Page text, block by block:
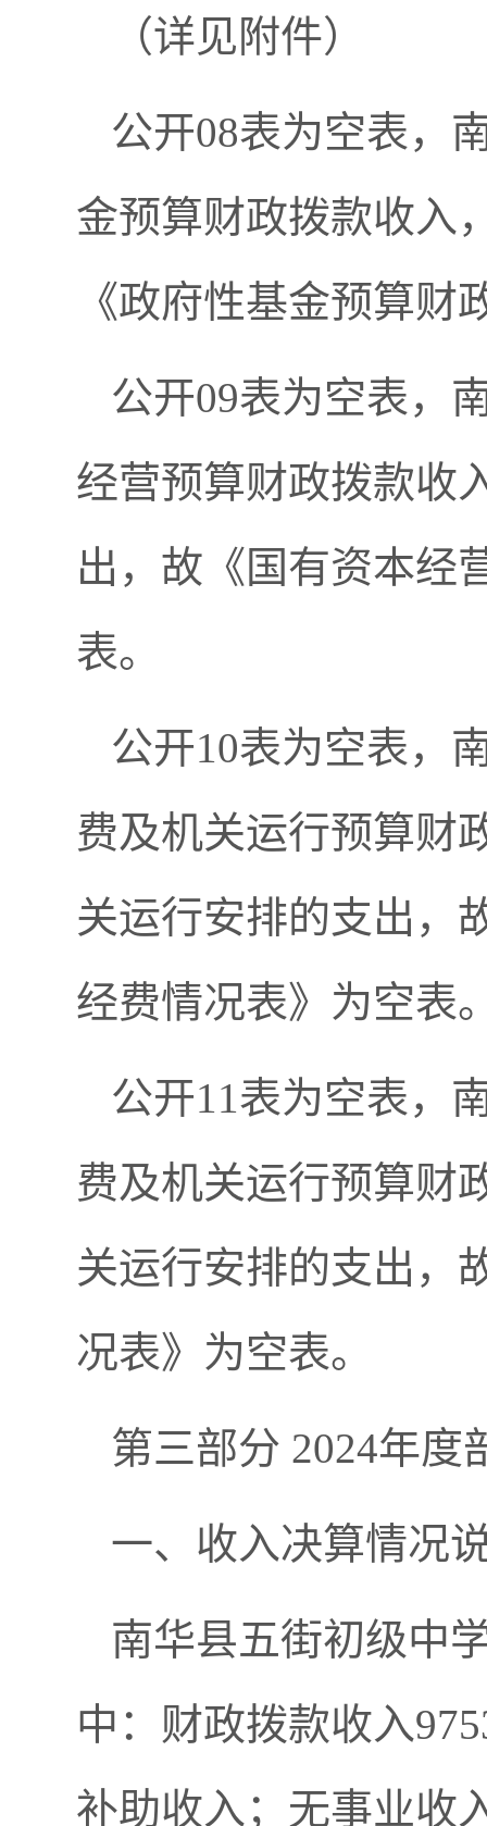
（详见附件）
公开08表为空表，
金预算财政拨款收入
《政府性基金预算
公开09表为空表，
经营预算财政拨款收
出，故《国有资本经
表。
公开10表为空表，
费及机关运行预算财
关运行安排的支出，
经费情况表》为空表
公开11表为空表，
费及机关运行预算财
关运行安排的支出，
况表》为空表。
第三部分 2024年度
一、收入决算情况
南华县五街初级中
中：财政拨款收入
补助收入；无事业收